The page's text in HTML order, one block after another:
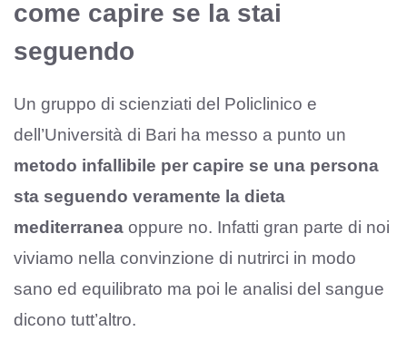
come capire se la stai
seguendo
Un gruppo di scienziati del Policlinico e
dell’Università di Bari ha messo a punto un
metodo infallibile per capire se una persona
sta seguendo veramente la dieta
mediterranea oppure no. Infatti gran parte di noi
viviamo nella convinzione di nutrirci in modo
sano ed equilibrato ma poi le analisi del sangue
dicono tutt’altro.